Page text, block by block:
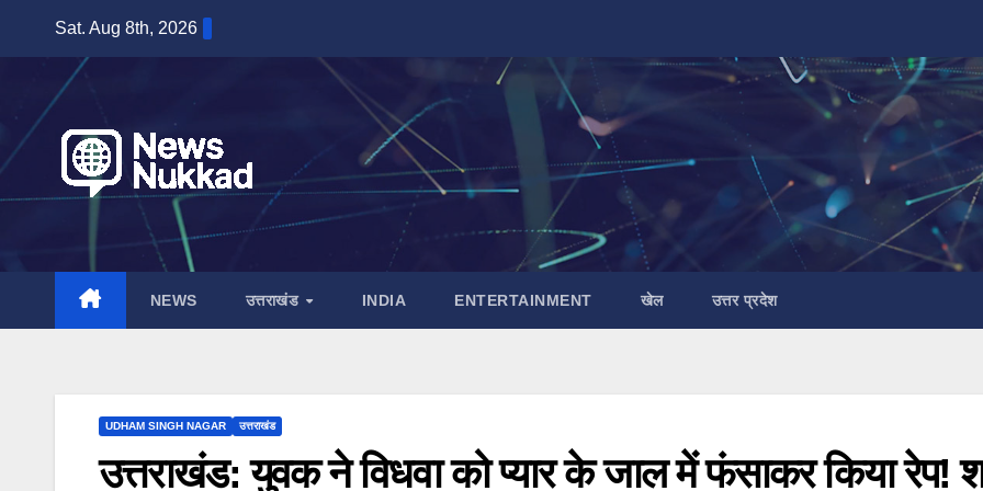
Sat. Aug 8th, 2026
NEWS उत्तराखंड INDIA ENTERTAINMENT खेल उत्तर प्रदेश
UDHAM SINGH NAGAR उत्तराखंड
उत्तराखंड: युवक ने विधवा को प्यार के जाल में फंसाकर किया रेप!